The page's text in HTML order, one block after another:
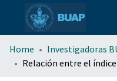
menu.section.about_menu
Home Investigadoras